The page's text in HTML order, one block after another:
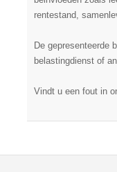
rentestand,
De gepresenteerde
belastingdienst of
Vindt u een fout in